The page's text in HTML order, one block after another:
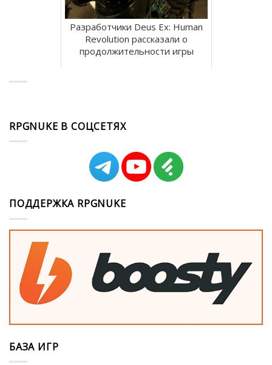
Разработчики Deus Ex: Human
Revolution рассказали о
продолжительности игры
RPGNUKE В СОЦСЕТЯХ
ПОДДЕРЖКА RPGNUKE
БАЗА ИГР